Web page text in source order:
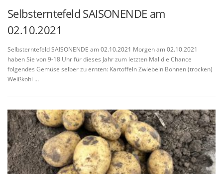
Selbsterntefeld SAISONENDE am
02.10.2021
Selbsterntefeld SAISONENDE am 02.10.2021 Morgen am 02.10.2021
haben Sie von 9-18 Uhr für dieses Jahr zum letzten Mal die Chance
folgendes Gemüse selber zu ernten: Kartoffeln Zwiebeln Bohnen (trocken)
Weißkohl …